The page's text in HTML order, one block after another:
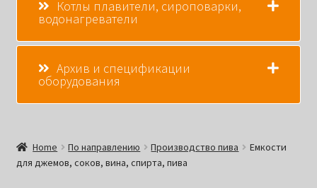
Котлы плавители, сироповарки,
водонагреватели
Архив и спецификации
оборудования
Home По направлению Производство пива
Емкости
для джемов, соков, вина, спирта, пива